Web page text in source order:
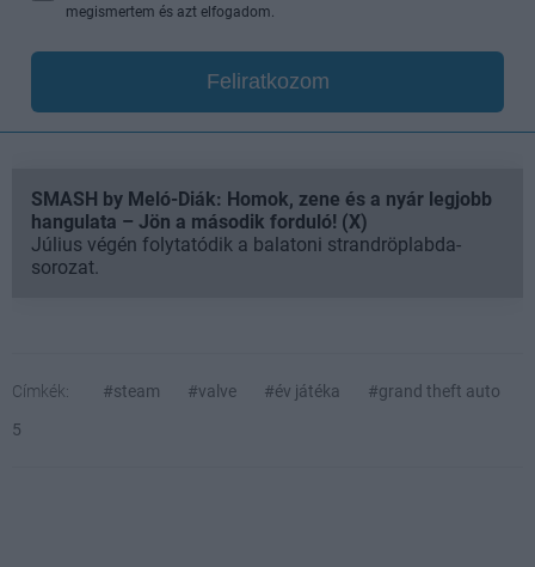
megismertem és azt elfogadom.
Feliratkozom
SMASH by Meló-Diák: Homok, zene és a nyár legjobb
hangulata – Jön a második forduló! (X)
Július végén folytatódik a balatoni strandröplabda-
sorozat.
Címkék: #steam #valve #év játéka
#grand theft auto
5